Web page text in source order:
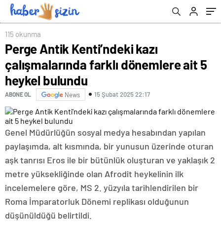
115 okunma
Perge Antik Kenti’ndeki kazı
çalışmalarında farklı dönemlere ait 5
heykel bulundu
ABONE OL News 15 Şubat 2025 22:17
Genel Müdürlüğün sosyal medya hesabından yapılan
paylaşımda, alt kısmında, bir yunusun üzerinde oturan
aşk tanrısı Eros ile bir bütünlük oluşturan ve yaklaşık 2
metre yüksekliğinde olan Afrodit heykelinin ilk
incelemelere göre, MS 2. yüzyıla tarihlendirilen bir
Roma İmparatorluk Dönemi replikası olduğunun
düşünüldüğü belirtildi.